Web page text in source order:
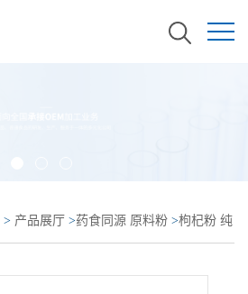
> 产品展厅 >药食同源 原料粉 >枸杞粉 纯